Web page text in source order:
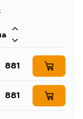
881
881